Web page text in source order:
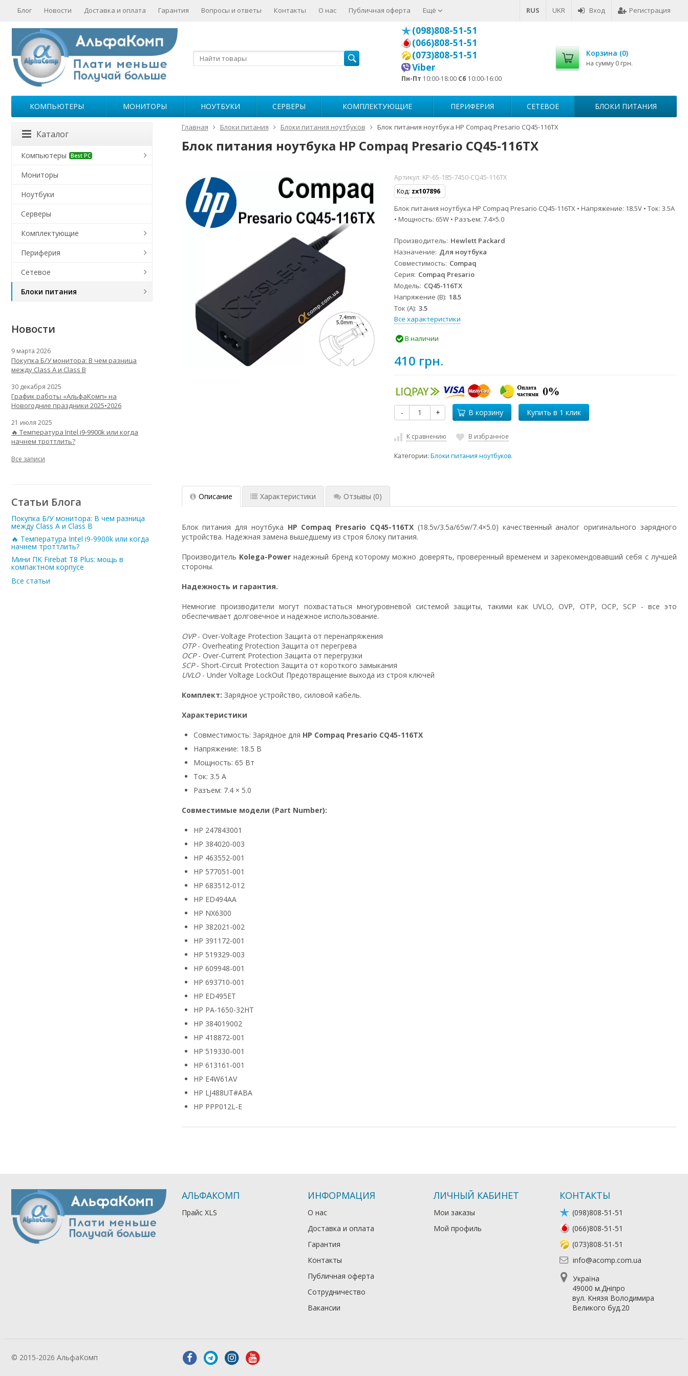
RUS UKR Вход Регистрация
Блог Новости Доставка и оплата Гарантия Вопросы и ответы Контакты О нас Публичная оферта Ещё
(098)808-51-51
(066)808-51-51
(073)808-51-51
Viber
Пн-Пт 10:00-18:00 Сб 10:00-16:00
Корзина (0)
на сумму 0 грн.
КОМПЬЮТЕРЫ МОНИТОРЫ НОУТБУКИ СЕРВЕРЫ КОМПЛЕКТУЮЩИЕ ПЕРИФЕРИЯ СЕТЕВОЕ БЛОКИ ПИТАНИЯ
Главная Блоки питания Блоки питания ноутбуков Блок питания ноутбука HP Compaq Presario CQ45-116TX
Блок питания ноутбука HP Compaq Presario CQ45-116TX
Артикул: KP-65-185-7450-CQ45-116TX
Код: zx107896
Блок питания ноутбука HP Compaq Presario CQ45-116TX • Напряжение: 18.5V • Ток: 3.5A
• Мощность: 65W • Разъем: 7.4×5.0
Производитель Hewlett Packard
Назначение Для ноутбука
Совместимость Compaq
Серия Compaq Presario
Модель CQ45-116TX
Напряжение (В) 18.5
Ток (А) 3.5
Все характеристики
В наличии
410 грн.
- + В корзину
К сравнению В избранное
Категории:Блоки питания ноутбуков
Описание Характеристики Отзывы (0)
Блок питания для ноутбука HP Compaq Presario CQ45-116TX (18.5v/3.5a/65w/7.4×5.0) качественный аналог оригинального зарядного
устройства. Надежная замена вышедшему из строя блоку питания.
Производитель Kolega-Powerнадежный бренд которому можно доверять, проверенный временем и зарекомендовавший себя с лучшей
стороны.
Надежность и гарантия.
Немногие производители могут похвастаться многуровневой системой защиты, такими как UVLO, OVP, OTP, OCP, SCP - все это
обеспечивает долговечное и надежное использование.
OVP- Over-Voltage Protection Защита от перенапряжения
OTP- Overheating Protection Защита от перегрева
OCP- Over-Current Protection Защита от перегрузки
SCP- Short-Circuit Protection Защита от короткого замыкания
UVLO- Under Voltage LockOut Предотвращение выхода из строя ключей
Комплект: Зарядное устройство, силовой кабель.
Характеристики
Совместимость: Зарядное для HP Compaq Presario CQ45-116TX
Напряжение: 18.5 В
Мощность: 65 Вт
Ток: 3.5 А
Разъем: 7.4 × 5.0
Совместимые модели (Part Number):
HP 247843001
HP 384020-003
HP 463552-001
HP 577051-001
HP 683512-012
HP ED494AA
HP NX6300
HP 382021-002
HP 391172-001
HP 519329-003
HP 609948-001
HP 693710-001
HP ED495ET
HP PA-1650-32HT
HP 384019002
HP 418872-001
HP 519330-001
HP 613161-001
HP E4W61AV
HP LJ488UT#ABA
HP PPP012L-E
Каталог
Компьютеры Best PC
Мониторы
Ноутбуки
Серверы
Комплектующие
Периферия
Сетевое
Блоки питания
Новости
9 марта 2026
Покупка Б/У монитора: В чем разница
между Class A и Class B
30 декабря 2025
График работы «АльфаКомп» на
Новогодние праздники 2025•2026
21 июля 2025
🔥 Температура Intel i9-9900k или когда
начнем троттлить?
Все записи
Статьи Блога
Покупка Б/У монитора: В чем разница
между Class A и Class B
🔥 Температура Intel i9-9900k или когда
начнем троттлить?
Мини ПК Firebat T8 Plus: мощь в
компактном корпусе
Все статьи
АЛЬФАКОМП
Прайс XLS
ИНФОРМАЦИЯ
О нас
Доставка и оплата
Гарантия
Контакты
Публичная оферта
Сотрудничество
Вакансии
ЛИЧНЫЙ КАБИНЕТ
Мои заказы
Мой профиль
КОНТАКТЫ
(098)808-51-51
(066)808-51-51
(073)808-51-51
info@acomp.com.ua
Україна
49000 м.Дніпро
вул. Князя Володимира
Великого буд.20
© 2015-2026 АльфаКомп